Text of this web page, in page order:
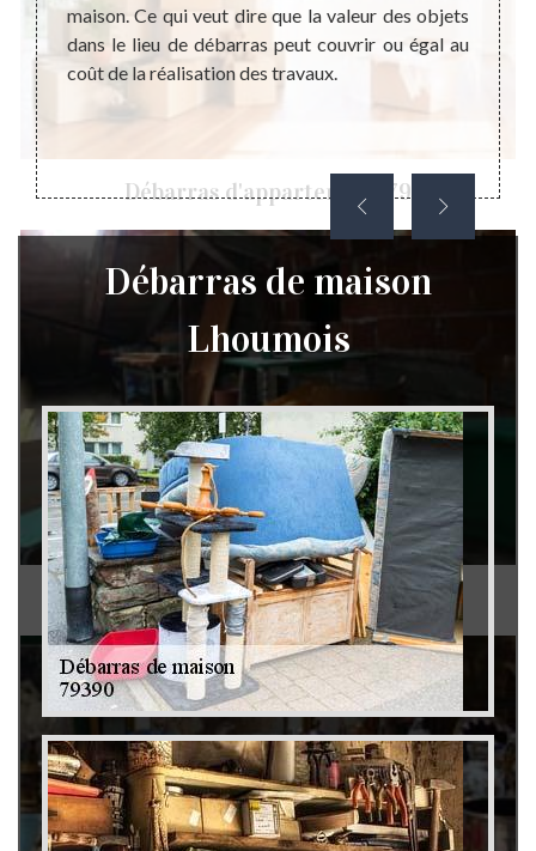
Débarras d'appartement 79
Débarras de grenier et cave 79
plus
de
pas
maison. Ce qui veut dire que la valeur des objets
dans le lieu de débarras peut couvrir ou égal au
coût de la réalisation des travaux.
Débarras de maison
Lhoumois